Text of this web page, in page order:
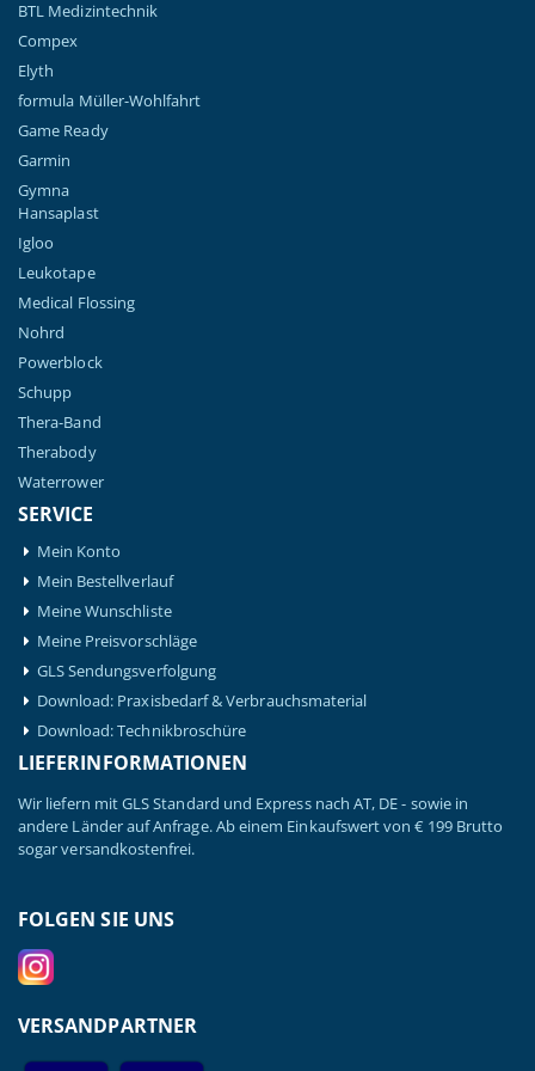
BTL Medizintechnik
Compex
Elyth
formula Müller-Wohlfahrt
Game Ready
Garmin
Gymna
Hansaplast
Igloo
Leukotape
Medical Flossing
Nohrd
Powerblock
Schupp
Thera-Band
Therabody
Waterrower
SERVICE
Mein Konto
Mein Bestellverlauf
Meine Wunschliste
Meine Preisvorschläge
GLS Sendungsverfolgung
Download: Praxisbedarf & Verbrauchsmaterial
Download: Technikbroschüre
LIEFERINFORMATIONEN
Wir liefern mit GLS Standard und Express nach AT, DE - sowie in
andere Länder auf Anfrage. Ab einem Einkaufswert von € 199 Brutto
sogar versandkostenfrei.
FOLGEN SIE UNS
VERSANDPARTNER